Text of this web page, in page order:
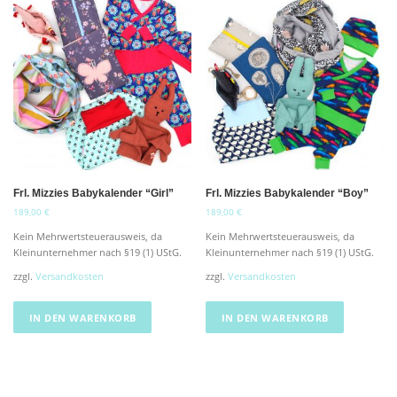
Frl. Mizzies Babykalender “Girl”
189,00 €
Kein Mehrwertsteuerausweis, da
Kleinunternehmer nach §19 (1) UStG.
zzgl. Versandkosten
IN DEN WARENKORB
Frl. Mizzies Babykalender “Boy”
189,00€
Kein Mehrwertsteuerausweis, da
Kleinunternehmer nach §19 (1) UStG.
zzgl.Versandkosten
IN DEN WARENKORB